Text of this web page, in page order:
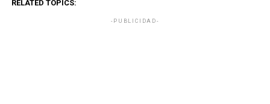
RELATED TOPICS:
-PUBLICIDAD-